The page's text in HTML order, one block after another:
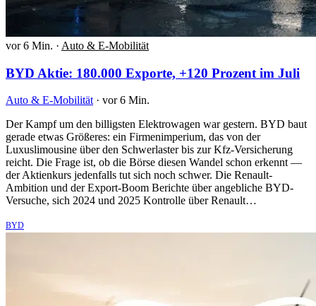
vor 6 Min. · Auto & E-Mobilität
BYD Aktie: 180.000 Exporte, +120 Prozent im Juli
Auto & E-Mobilität · vor 6 Min.
Der Kampf um den billigsten Elektrowagen war gestern. BYD baut
gerade etwas Größeres: ein Firmenimperium, das von der
Luxuslimousine über den Schwerlaster bis zur Kfz-Versicherung
reicht. Die Frage ist, ob die Börse diesen Wandel schon erkennt —
der Aktienkurs jedenfalls tut sich noch schwer. Die Renault-
Ambition und der Export-Boom Berichte über angebliche BYD-
Versuche, sich 2024 und 2025 Kontrolle über Renault…
BYD